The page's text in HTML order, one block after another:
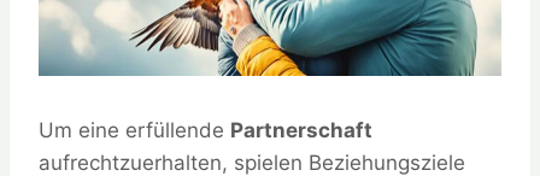
Um eine erfüllende Partnerschaft
aufrechtzuerhalten, spielen Beziehungsziele